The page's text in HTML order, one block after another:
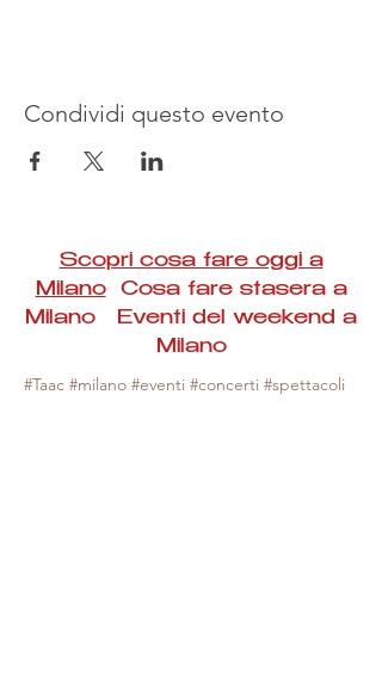
Condividi questo evento
Scopri cosa fare oggi a
MilanoCosa fare stasera a
Milano Eventi del weekend a
Milano
#Taac #milano #eventi #concerti #spettacoli